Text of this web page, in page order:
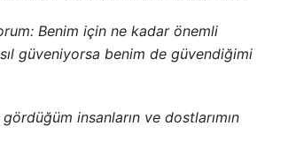
Benim için ne kadar önemli
güveniyorsa benim de güvendiğimi
insanların ve dostlarımın